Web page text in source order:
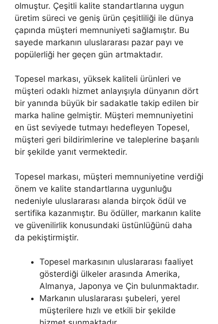
olmuştur. Çeşitli kalite standartlarına uygun
üretim süreci ve geniş ürün çeşitliliği ile dünya
çapında müşteri memnuniyeti sağlamıştır. Bu
sayede markanın uluslararası pazar payı ve
popülerliği her geçen gün artmaktadır.
Topesel markası, yüksek kaliteli ürünleri ve
müşteri odaklı hizmet anlayışıyla dünyanın dört
bir yanında büyük bir sadakatle takip edilen bir
marka haline gelmiştir. Müşteri memnuniyetini
en üst seviyede tutmayı hedefleyen Topesel,
müşteri geri bildirimlerine ve taleplerine başarılı
bir şekilde yanıt vermektedir.
Topesel markası, müşteri memnuniyetine verdiği
önem ve kalite standartlarına uygunluğu
nedeniyle uluslararası alanda birçok ödül ve
sertifika kazanmıştır. Bu ödüller, markanın kalite
ve güvenilirlik konusundaki üstünlüğünü daha
da pekiştirmiştir.
Topesel markasının uluslararası faaliyet
gösterdiği ülkeler arasında Amerika,
Almanya, Japonya ve Çin bulunmaktadır.
Markanın uluslararası şubeleri, yerel
müşterilere hızlı ve etkili bir şekilde